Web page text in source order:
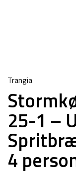
Trangia
25-1 –
4